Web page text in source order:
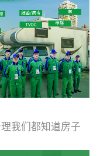
公认奥维牌消毒
杀死人体冠状病
，杀菌率
。相对于传统消毒
，无...
我们都知道房子